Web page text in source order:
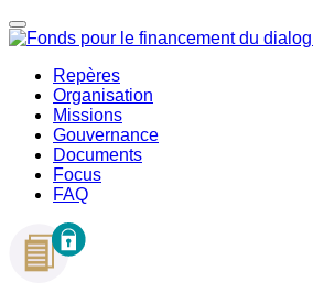
Repères
Organisation
Missions
Gouvernance
Documents
Focus
FAQ